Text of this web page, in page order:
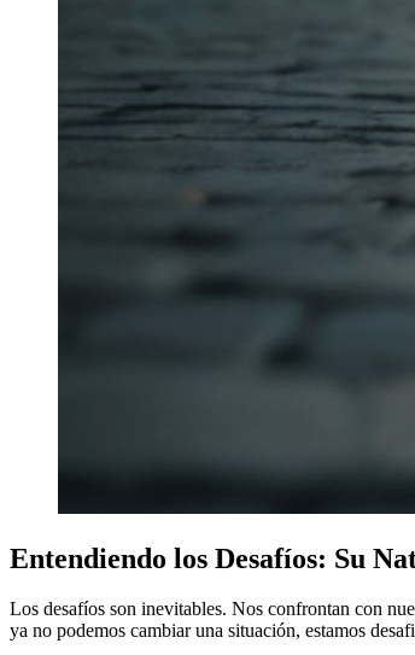
Entendiendo los Desafíos: Su
Los desafíos son inevitables. Nos confrontan con
ya no podemos cambiar una situación, estamos